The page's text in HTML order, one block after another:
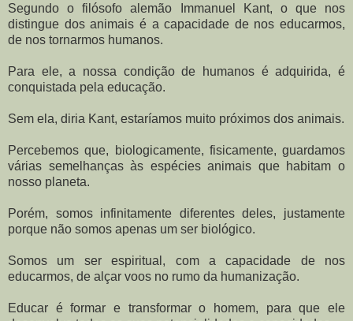
Segundo o filósofo alemão Immanuel Kant, o que nos
distingue dos animais é a capacidade de nos educarmos,
de nos tornarmos humanos.
Para ele, a nossa condição de humanos é adquirida, é
conquistada pela educação.
Sem ela, diria Kant, estaríamos muito próximos dos animais.
Percebemos que, biologicamente, fisicamente, guardamos
várias semelhanças às espécies animais que habitam o
nosso planeta.
Porém, somos infinitamente diferentes deles, justamente
porque não somos apenas um ser biológico.
Somos um ser espiritual, com a capacidade de nos
educarmos, de alçar voos no rumo da humanização.
Educar é formar e transformar o homem, para que ele